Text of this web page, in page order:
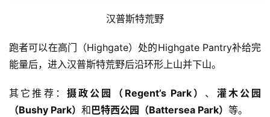
汉普斯特荒野
跑者可以在高门（Highgate）处的Highgate Pantry补给完
能量后，进入汉普斯特荒野后沿环形上山并下山。
其它推荐： 摄政公园（Regent’s Park） 、 灌木公园
（Bushy Park） 和巴特西公园（Battersea Park） 等。